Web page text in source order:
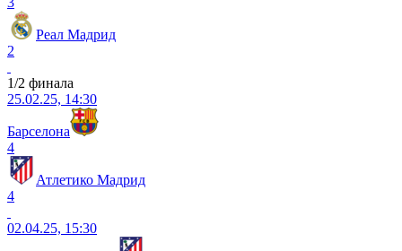
Реал Мадрид
2
1/2 финала
25.02.25, 14:30
Барселона
4
Атлетико Мадрид
4
02.04.25, 15:30